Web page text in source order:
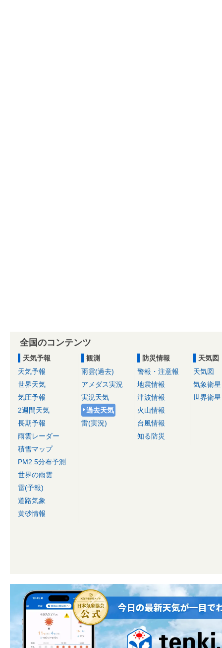
全国のコンテンツ
天気予報
天気予報
世界天気
気圧予報
2週間天気
長期予報
雨雲レーダー
積雪マップ
PM2.5分布予測
世界の雨雲
雷(予報)
道路気象
黄砂情報
観測
雨雲(過去)
アメダス実況
実況天気
過去天気
雷(実況)
防災情報
警報・注意報
地震情報
津波情報
火山情報
台風情報
知る防災
天気図
天気図
気象衛星
世界衛星